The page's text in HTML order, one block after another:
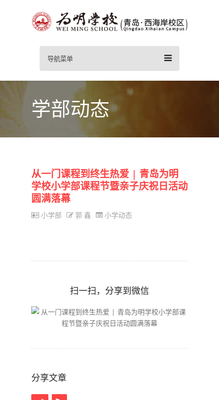
导航菜单
学部动态
从一门课程到终生热爱 | 青岛为明
学校小学部课程节暨亲子庆祝日活动
圆满落幕
小学部 郭 鑫 小学动态
扫一扫，分享到微信
分享文章